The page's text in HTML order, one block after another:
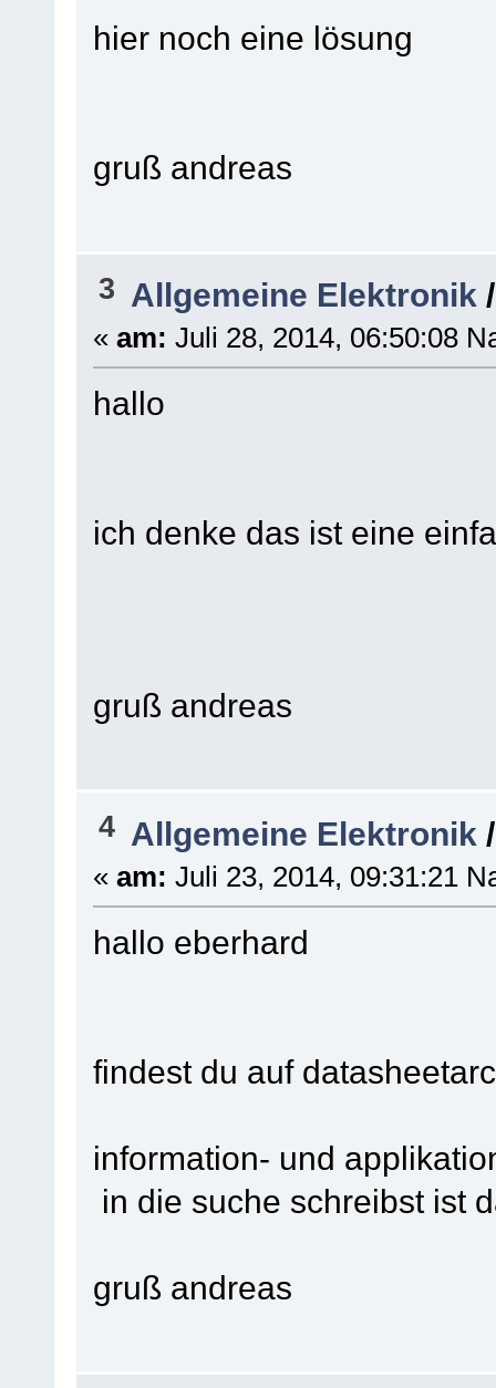
hier noch eine lösung
gruß andreas
3 Allgemeine Elektronik
« am: Juli 28, 2014, 06:50:08
hallo
ich denke das ist eine
gruß andreas
4 Allgemeine Elektronik
« am: Juli 23, 2014, 09:31:21
hallo eberhard
findest du auf
information- und
in die suche schreibst ist
gruß andreas